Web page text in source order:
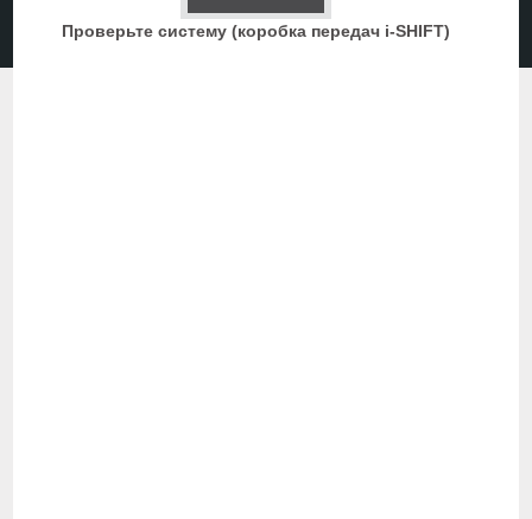
Проверьте систему (коробка передач i-SHIFT)